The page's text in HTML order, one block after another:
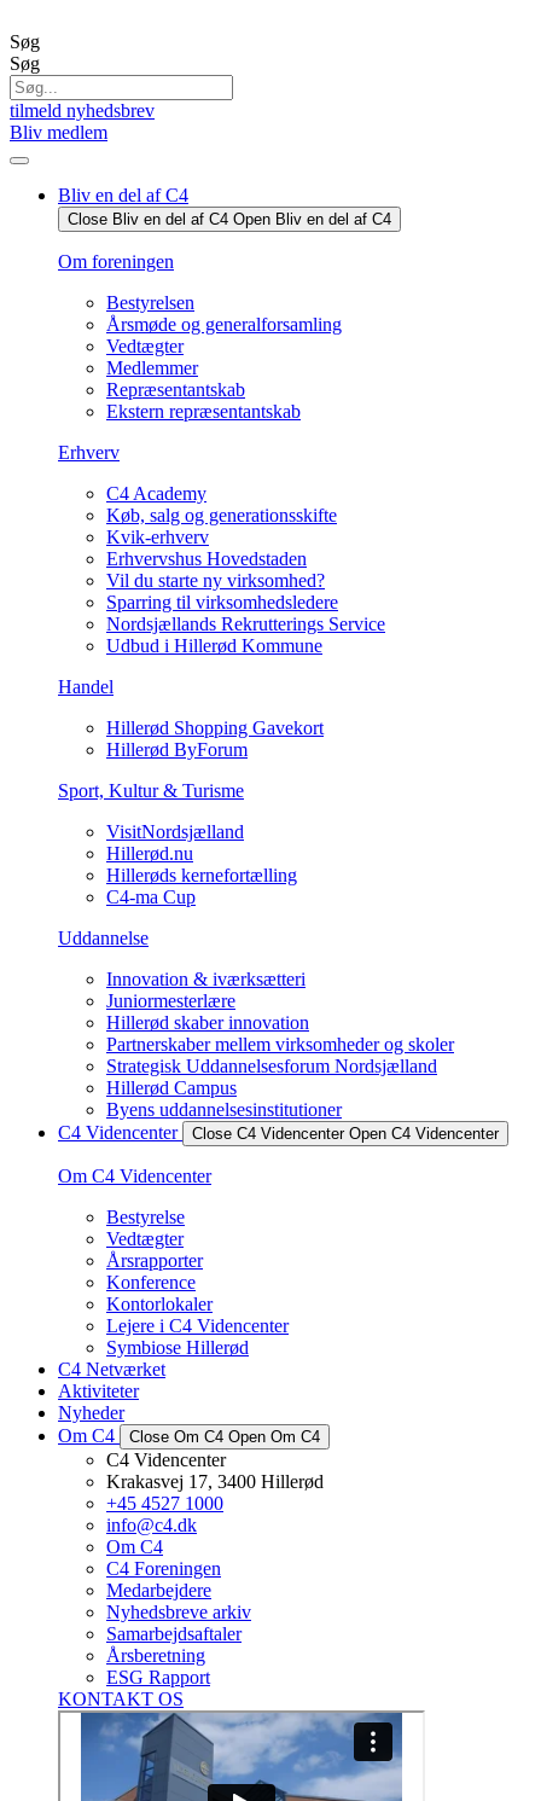
til
indhold
Søg
Søg
tilmeld nyhedsbrev
Bliv medlem
Bliv en del af C4
Close Bliv en del af C4 Open Bliv en del af C4
Om foreningen
Bestyrelsen
Årsmøde og generalforsamling
Vedtægter
Medlemmer
Repræsentantskab
Ekstern repræsentantskab
Erhverv
C4 Academy
Køb, salg og generationsskifte
Kvik-erhverv
Erhvervshus Hovedstaden
Vil du starte ny virksomhed?
Sparring til virksomhedsledere
Nordsjællands Rekrutterings Service
Udbud i Hillerød Kommune
Handel
Hillerød Shopping Gavekort
Hillerød ByForum
Sport, Kultur & Turisme
VisitNordsjælland
Hillerød.nu
Hillerøds kernefortælling
C4-ma Cup
Uddannelse
Innovation & iværksætteri
Juniormesterlære
Hillerød skaber innovation
Partnerskaber mellem virksomheder og skoler
Strategisk Uddannelsesforum Nordsjælland
Hillerød Campus
Byens uddannelsesinstitutioner
C4 Videncenter
Close C4 Videncenter Open C4 Videncenter
Om C4 Videncenter
Bestyrelse
Vedtægter
Årsrapporter
Konference
Kontorlokaler
Lejere i C4 Videncenter
Symbiose Hillerød
C4 Netværket
Aktiviteter
Nyheder
Om C4
Close Om C4 Open Om C4
C4 Videncenter
Krakasvej 17, 3400 Hillerød
+45 4527 1000
info@c4.dk
Om C4
C4 Foreningen
Medarbejdere
Nyhedsbreve arkiv
Samarbejdsaftaler
Årsberetning
ESG Rapport
KONTAKT OS